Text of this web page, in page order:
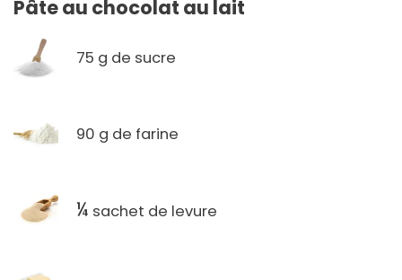
Pâte au chocolat au lait
75 g de sucre
90 g de farine
¼ sachet de levure